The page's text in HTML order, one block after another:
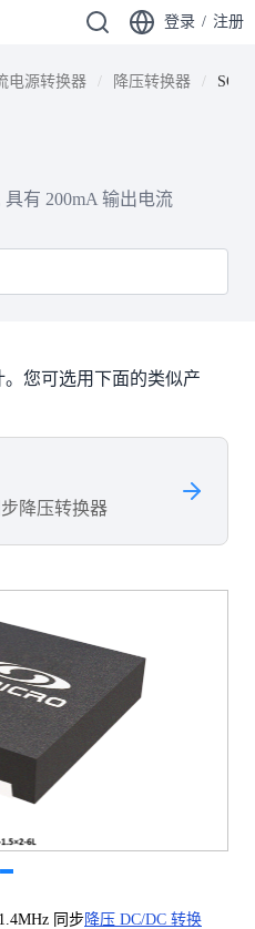
登录 / 注册
电源转换器 降压转换器
有 200mA 输出电流
。您可选用下面的类似产
降压转换器
同步降压 DC/DC 转换